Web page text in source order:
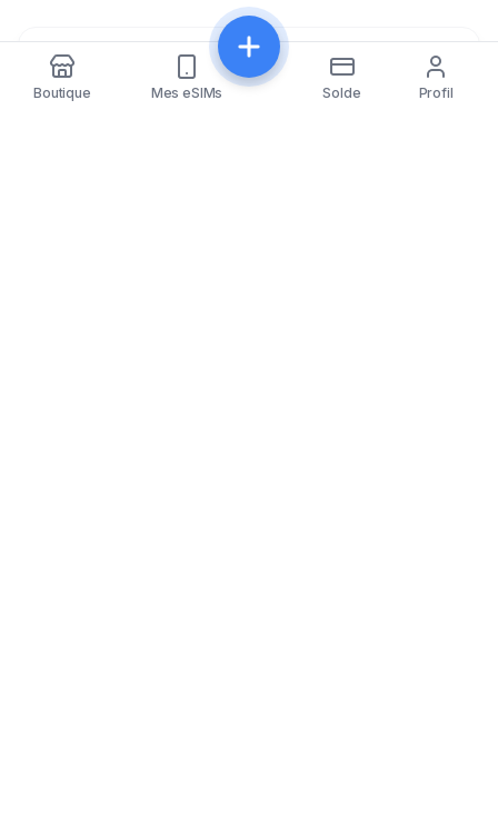
Partager
Boutique Mes eSIMs Solde Profil